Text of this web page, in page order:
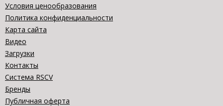
Условия ценообразования
Политика конфиденциальности
Карта сайта
Видео
Загрузки
Контакты
Система RSCV
Бренды
Публичная оферта